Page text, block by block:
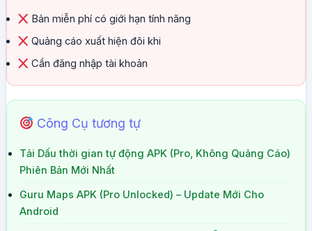
Bản miễn phí có giới hạn tính năng
Quảng cáo xuất hiện đôi khi
Cần đăng nhập tài khoản
Công Cụ tương tự
Tải Dấu thời gian tự động APK (Pro, Không Quảng Cáo)
Phiên Bản Mới Nhất
Guru Maps APK (Pro Unlocked) – Update Mới Cho
Android